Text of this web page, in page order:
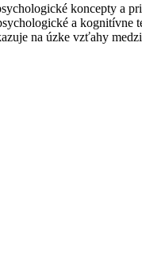
koncepty a
a
na úzke vzťahy